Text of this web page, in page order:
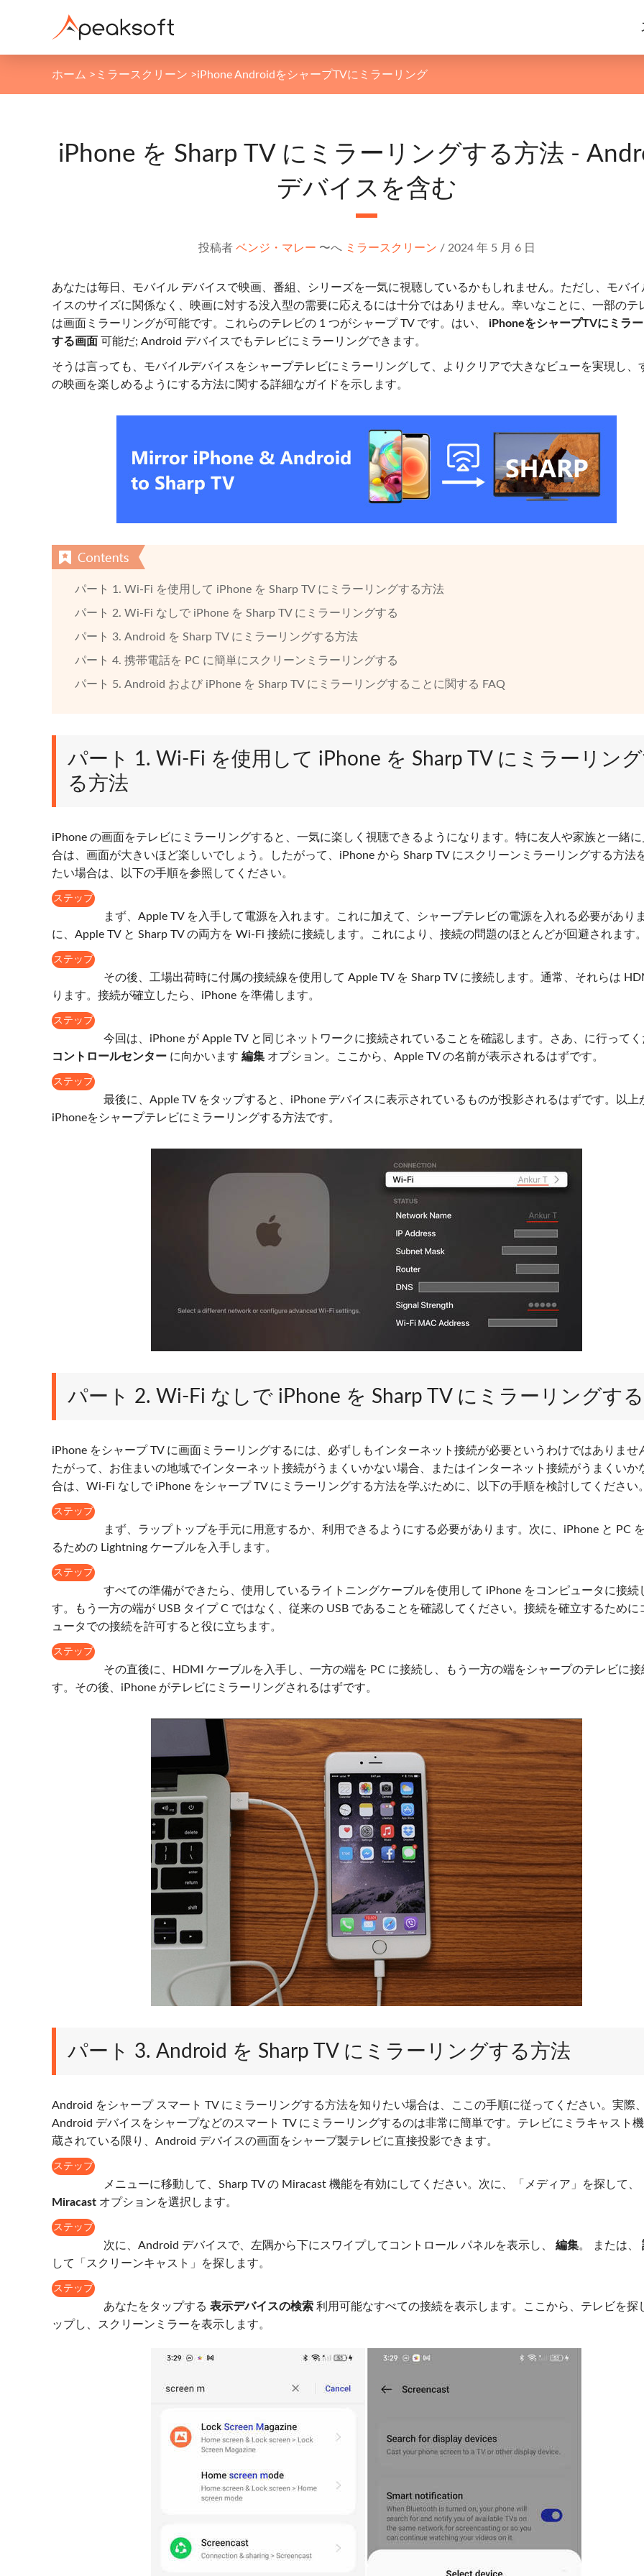
ホーム > ミラースクリーン >iPhone AndroidをシャープTVにミラーリング
iPhone を Sharp TV にミラーリングする方法 -
デバイスを含む
投稿者 ベンジ・マレー 〜へ ミラースクリーン / 2024 年 5 月 6 日
あなたは毎日、モバイル デバイスで映画、番組、シリーズを一気に視聴しているかもしれません。ただし、モバイ
イスのサイズに関係なく、映画に対する没入型の需要に応えるには十分ではありません。幸いなことに、一部のテ
は画面ミラーリングが可能です。これらのテレビの 1 つがシャープ TV です。はい、 iPhoneをシャープTVにミラ
する画面 可能だ; Android デバイスでもテレビにミラーリングできます。
そうは言っても、モバイルデバイスをシャープテレビにミラーリングして、よりクリアで大きなビューを実現し、
の映画を楽しめるようにする方法に関する詳細なガイドを示します。
パート 1. Wi-Fi を使用して iPhone を Sharp TV にミラーリングする方法
パート 2. Wi-Fi なしで iPhone を Sharp TV にミラーリングする
パート 3. Android を Sharp TV にミラーリングする方法
パート 4. 携帯電話を PC に簡単にスクリーンミラーリングする
パート 5. Android および iPhone を Sharp TV にミラーリングすることに関する FAQ
パート 1. Wi-Fi を使用して iPhone を Sharp TV にミラーリン
る方法
iPhone の画面をテレビにミラーリングすると、一気に楽しく視聴できるようになります。特に友人や家族と一緒
合は、画面が大きいほど楽しいでしょう。したがって、iPhone から Sharp TV にスクリーンミラーリングする方法
たい場合は、以下の手順を参照してください。
ステップ
まず、Apple TV を入手して電源を入れます。これに加えて、シャープテレビの電源を入れる必要があり
に、Apple TV と Sharp TV の両方を Wi-Fi 接続に接続します。これにより、接続の問題のほとんどが回避されます
ステップ
その後、工場出荷時に付属の接続線を使用して Apple TV を Sharp TV に接続します。通常、それらは
ります。接続が確立したら、iPhone を準備します。
ステップ
今回は、iPhone が Apple TV と同じネットワークに接続されていることを確認します。さあ、に行って
コントロールセンター に向かいます 編集 オプション。ここから、Apple TV の名前が表示されるはずです。
ステップ
最後に、Apple TV をタップすると、iPhone デバイスに表示されているものが投影されるはずです。以上
iPhoneをシャープテレビにミラーリングする方法です。
パート 2. Wi-Fi なしで iPhone を Sharp TV にミラーリングする
iPhone をシャープ TV に画面ミラーリングするには、必ずしもインターネット接続が必要というわけではありませ
たがって、お住まいの地域でインターネット接続がうまくいかない場合、またはインターネット接続がうまくいか
合は、Wi-Fi なしで iPhone をシャープ TV にミラーリングする方法を学ぶために、以下の手順を検討してください
ステップ
まず、ラップトップを手元に用意するか、利用できるようにする必要があります。次に、iPhone と PC
るための Lightning ケーブルを入手します。
ステップ
すべての準備ができたら、使用しているライトニングケーブルを使用して iPhone をコンピュータに接続
す。もう一方の端が USB タイプ C ではなく、従来の USB であることを確認してください。接続を確立するために
ュータでの接続を許可すると役に立ちます。
ステップ
その直後に、HDMI ケーブルを入手し、一方の端を PC に接続し、もう一方の端をシャープのテレビに接
す。その後、iPhone がテレビにミラーリングされるはずです。
パート 3. Android を Sharp TV にミラーリングする方法
Android をシャープ スマート TV にミラーリングする方法を知りたい場合は、ここの手順に従ってください。実際
Android デバイスをシャープなどのスマート TV にミラーリングするのは非常に簡単です。テレビにミラキャスト
蔵されている限り、Android デバイスの画面をシャープ製テレビに直接投影できます。
ステップ
メニューに移動して、Sharp TV の Miracast 機能を有効にしてください。次に、「メディア」を探して、
Miracast オプションを選択します。
ステップ
次に、Android デバイスで、左隅から下にスワイプしてコントロール パネルを表示し、 編集。 または、
して「スクリーンキャスト」を探します。
ステップ
あなたをタップする 表示デバイスの検索 利用可能なすべての接続を表示します。ここから、テレビを探
ップし、スクリーンミラーを表示します。